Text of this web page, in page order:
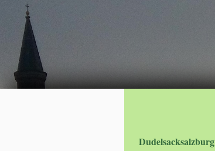
Dudelsacksalzburg